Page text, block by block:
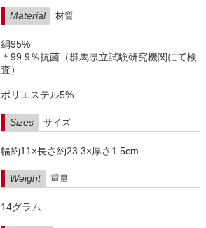
Material 材質
絹95%
＊99.9％抗菌（群馬県立試験研究機関にて検
査）
ポリエステル5%
Sizes サイズ
幅約11×長さ約23.3×厚さ1.5cm
Weight 重量
14グラム